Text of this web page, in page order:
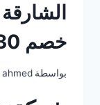
الشارقة
خصم 30%
بواسطة ahmed